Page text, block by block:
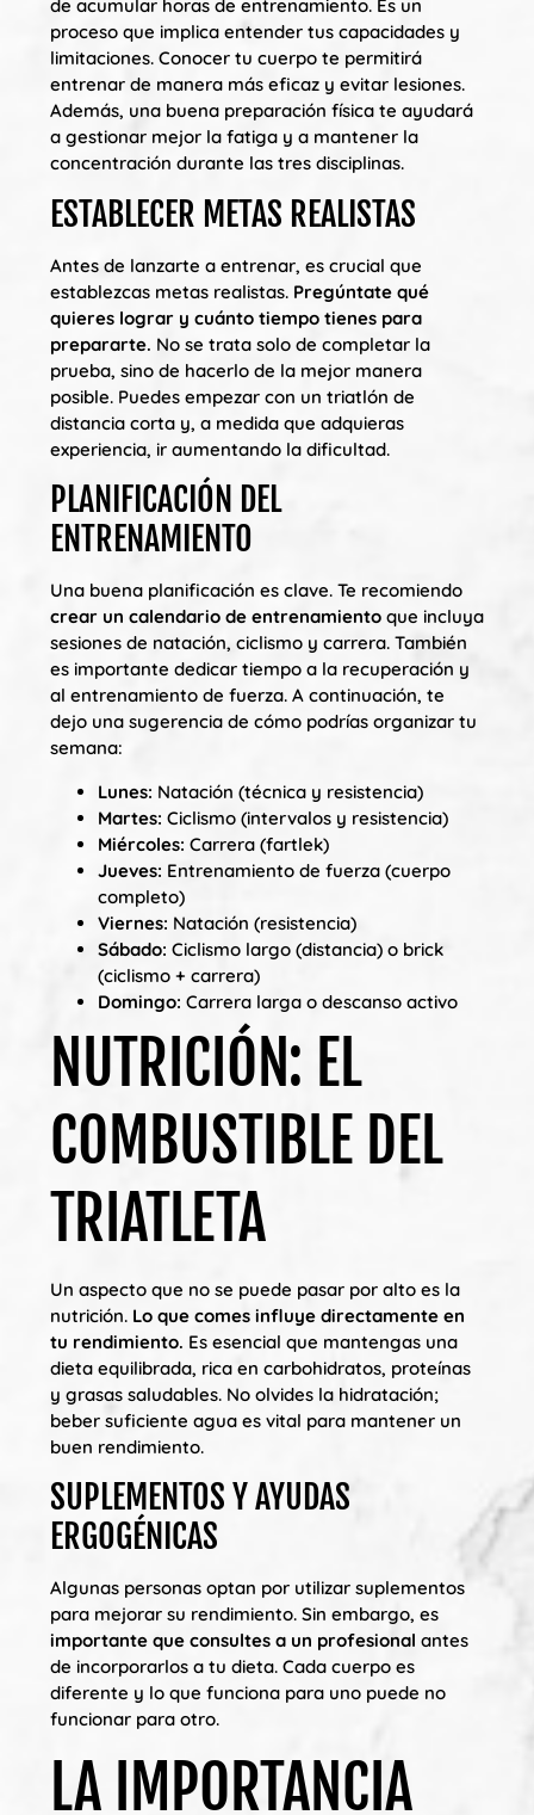
de acumular horas de entrenamiento. Es un
proceso que implica entender tus capacidades y
limitaciones. Conocer tu cuerpo te permitirá
entrenar de manera más eficaz y evitar lesiones.
Además, una buena preparación física te ayudará
a gestionar mejor la fatiga y a mantener la
concentración durante las tres disciplinas.
ESTABLECER METAS REALISTAS
Antes de lanzarte a entrenar, es crucial que
establezcas metas realistas. Pregúntate qué
quieres lograr y cuánto tiempo tienes para
prepararte. No se trata solo de completar la
prueba, sino de hacerlo de la mejor manera
posible. Puedes empezar con un triatlón de
distancia corta y, a medida que adquieras
experiencia, ir aumentando la dificultad.
PLANIFICACIÓN DEL
ENTRENAMIENTO
Una buena planificación es clave. Te recomiendo
crear un calendario de entrenamiento que incluya
sesiones de natación, ciclismo y carrera. También
es importante dedicar tiempo a la recuperación y
al entrenamiento de fuerza. A continuación, te
dejo una sugerencia de cómo podrías organizar tu
semana:
Lunes: Natación (técnica y resistencia)
Martes: Ciclismo (intervalos y resistencia)
Miércoles: Carrera (fartlek)
Jueves: Entrenamiento de fuerza (cuerpo
completo)
Viernes: Natación (resistencia)
Sábado: Ciclismo largo (distancia) o brick
(ciclismo + carrera)
Domingo: Carrera larga o descanso activo
NUTRICIÓN: EL
COMBUSTIBLE DEL
TRIATLETA
Un aspecto que no se puede pasar por alto es la
nutrición. Lo que comes influye directamente en
tu rendimiento. Es esencial que mantengas una
dieta equilibrada, rica en carbohidratos, proteínas
y grasas saludables. No olvides la hidratación;
beber suficiente agua es vital para mantener un
buen rendimiento.
SUPLEMENTOS Y AYUDAS
ERGOGÉNICAS
Algunas personas optan por utilizar suplementos
para mejorar su rendimiento. Sin embargo, es
importante que consultes a un profesional antes
de incorporarlos a tu dieta. Cada cuerpo es
diferente y lo que funciona para uno puede no
funcionar para otro.
LA IMPORTANCIA